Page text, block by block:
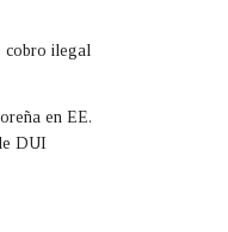
cobro ilegal
en EE.
DUI